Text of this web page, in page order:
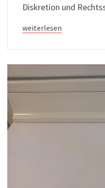
Diskretion und
weiterlesen